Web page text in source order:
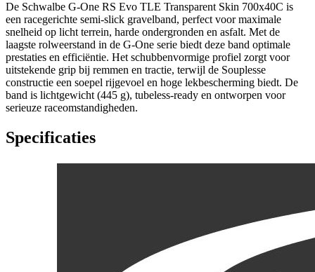
De Schwalbe G-One RS Evo TLE Transparent Skin 700x40C is
een racegerichte semi-slick gravelband, perfect voor maximale
snelheid op licht terrein, harde ondergronden en asfalt. Met de
laagste rolweerstand in de G-One serie biedt deze band optimale
prestaties en efficiëntie. Het schubbenvormige profiel zorgt voor
uitstekende grip bij remmen en tractie, terwijl de Souplesse
constructie een soepel rijgevoel en hoge lekbescherming biedt. De
band is lichtgewicht (445 g), tubeless-ready en ontworpen voor
serieuze raceomstandigheden.
Specificaties